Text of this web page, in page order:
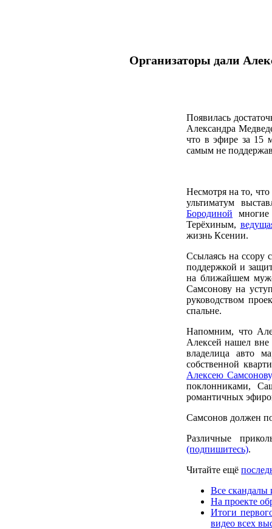
Организаторы дали
Появилась
Александра
что в эфире за 15
самым не
Несмотря на то,
ультиматум
Бородиной
Терёхиным,
жизнь Ксении.
Ссылаясь на ссору
поддержкой и
на ближайшем
Самсонову на
руководством
спальне.
Напомним, что
Алексей нашел вне
владелица авто
собственной
Алексею Самсонову
поклонниками,
романтичных
Самсонов должен
Различные
(подпишитесь).
Читайте ещё
Все скандалы
На проекте
Итоги
видео всех